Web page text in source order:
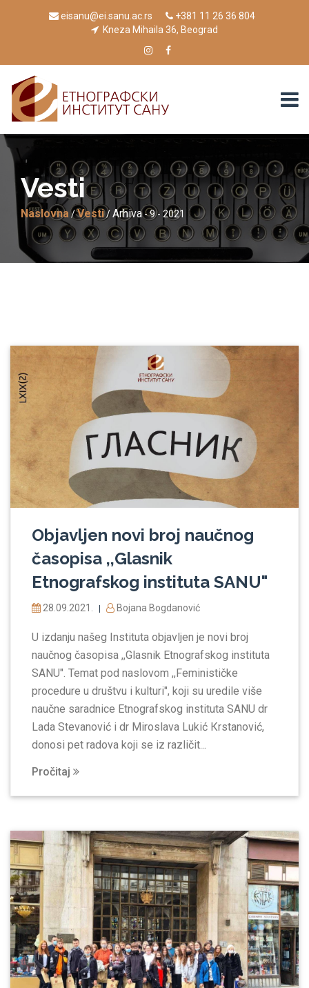
eisanu@ei.sanu.ac.rs
+381 11 26 36 804
Kneza Mihaila 36, Beograd
Vesti
Naslovna/Vesti/Arhiva- 9 - 2021
Objavljen novi broj naučnog
časopisa ,,Glasnik
Etnografskog instituta SANU"
28.09.2021. Bojana Bogdanović
U izdanju našeg Instituta objavljen je novi broj
naučnog časopisa ,,Glasnik Etnografskog instituta
SANU". Temat pod naslovom ,,Feminističke
procedure u društvu i kulturi", koji su uredile više
naučne saradnice Etnografskog instituta SANU dr
Lada Stevanović i dr Miroslava Lukić Кrstanović,
donosi pet radova koji se iz različit...
Pročitaj